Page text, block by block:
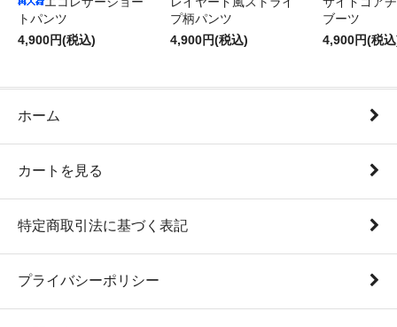
トパンツ
4,900円(税込)
プ柄パンツ
4,900円(税込)
ブーツ
4,900円(税
ホーム
カートを見る
特定商取引法に基づく表記
プライバシーポリシー